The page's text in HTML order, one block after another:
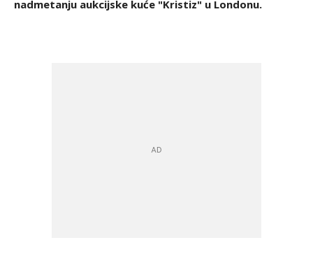
nadmetanju aukcijske kuće "Kristiz" u Londonu.